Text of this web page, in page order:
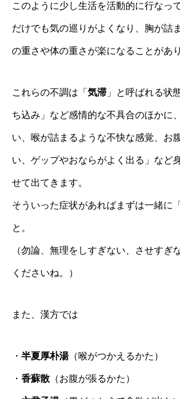
このように少し生活を活動的に行なっ
だけでも気の巡りがよくなり、胸が詰
の重さや体の重さが楽になることがあ
これらの不調は「 気滞 」と呼ばれる状
ち込み」など感情的な不具合のほかに
い、喉が詰まるような不快な感覚、お
い、ゲップやおならがよく出る」など
せて出てきます。
そういった症状があればまずは一緒に
と。
（勿論、無理をしすぎない、させすぎ
くださいね。）
また、漢方では
・ 半夏厚朴湯（喉がつかえるかた）
・ 香蘇散 （お腹が張るかた）